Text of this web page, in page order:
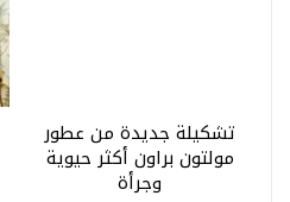
تشكيلة جديدة من عطور
مولتون براون أكثر حيوية
وجرأة